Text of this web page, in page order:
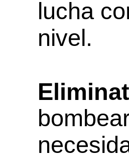
lucha
nivel.